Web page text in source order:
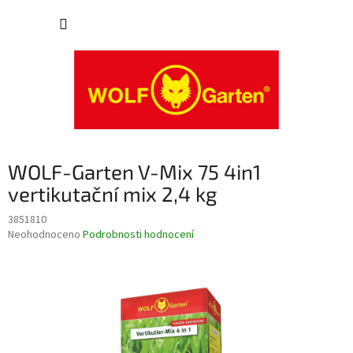
WOLF-Garten V-Mix 75 4in1
vertikutační mix 2,4 kg
3851810
Průměrné
Neohodnoceno Podrobnosti hodnocení